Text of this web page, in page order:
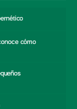
cómo